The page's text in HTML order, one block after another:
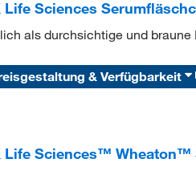
Life Sciences
als durchsichtige und braune
& Verfügbarkeit
Life Sciences™ Wheaton™